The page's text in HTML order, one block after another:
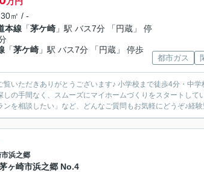
㎡ / -
本線 「茅ケ崎 」駅 バス7分 「円蔵」 停
「茅ケ崎 」駅 バス7分 「円蔵」 停歩
都市ガス
いただきありがとうございます♪ 小学校まで徒歩4分・中
の手間なく、スムーズにマイホームづくりをスタートし
を相談したい」など、どんなご質問もお気軽にどうぞ♪経
浜之郷
ヶ崎市浜之郷 No.4